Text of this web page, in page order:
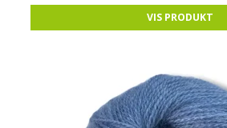
VIS PRODUKT